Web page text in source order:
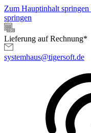
Zum Hauptinhalt springen
springen
Lieferung auf Rechnung*
systemhaus@tigersoft.de